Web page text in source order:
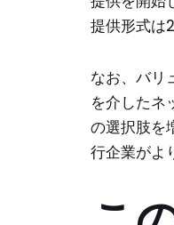
提供形式は
なお、バリ
を介したネ
の選択肢を
行企業がよ